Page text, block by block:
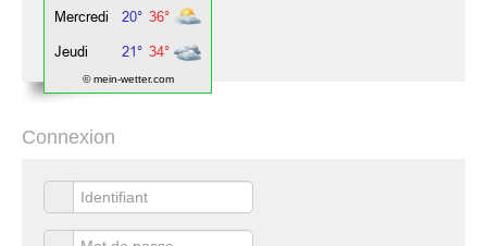
© mein-wetter.com
Connexion